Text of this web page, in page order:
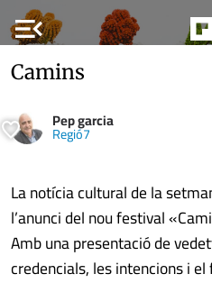
menu_open
Camins
Pep garcia
Regió7
La notícia cultural de la
l’anunci del nou festival
Amb una presentació de
credencials, les intencions i